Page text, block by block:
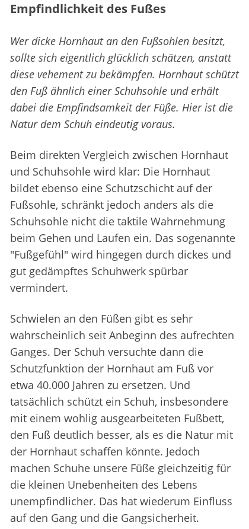
Empfindlichkeit des Fußes
Wer dicke Hornhaut an den Fußsohlen besitzt,
sollte sich eigentlich glücklich schätzen, anstatt
diese vehement zu bekämpfen. Hornhaut schützt
den Fuß ähnlich einer Schuhsohle und erhält
dabei die Empfindsamkeit der Füße. Hier ist die
Natur dem Schuh eindeutig voraus.
Beim direkten Vergleich zwischen Hornhaut
und Schuhsohle wird klar: Die Hornhaut
bildet ebenso eine Schutzschicht auf der
Fußsohle, schränkt jedoch anders als die
Schuhsohle nicht die taktile Wahrnehmung
beim Gehen und Laufen ein. Das sogenannte
"Fußgefühl" wird hingegen durch dickes und
gut gedämpftes Schuhwerk spürbar
vermindert.
Schwielen an den Füßen gibt es sehr
wahrscheinlich seit Anbeginn des aufrechten
Ganges. Der Schuh versuchte dann die
Schutzfunktion der Hornhaut am Fuß vor
etwa 40.000 Jahren zu ersetzen. Und
tatsächlich schützt ein Schuh, insbesondere
mit einem wohlig ausgearbeiteten Fußbett,
den Fuß deutlich besser, als es die Natur mit
der Hornhaut schaffen könnte. Jedoch
machen Schuhe unsere Füße gleichzeitig für
die kleinen Unebenheiten des Lebens
unempfindlicher. Das hat wiederum Einfluss
auf den Gang und die Gangsicherheit.